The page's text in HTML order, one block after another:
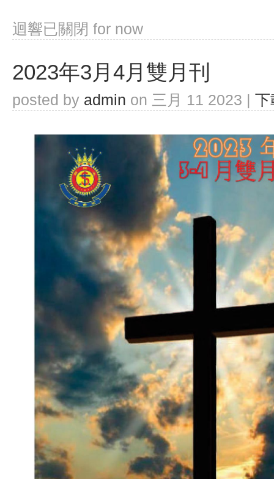
迴響已關閉 for now
2023年3月4月雙月刊
posted by admin on 三月 11 2023 | 下